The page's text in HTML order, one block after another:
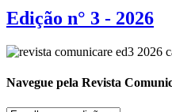
Edição n° 3 - 2026
Navegue pela Revista